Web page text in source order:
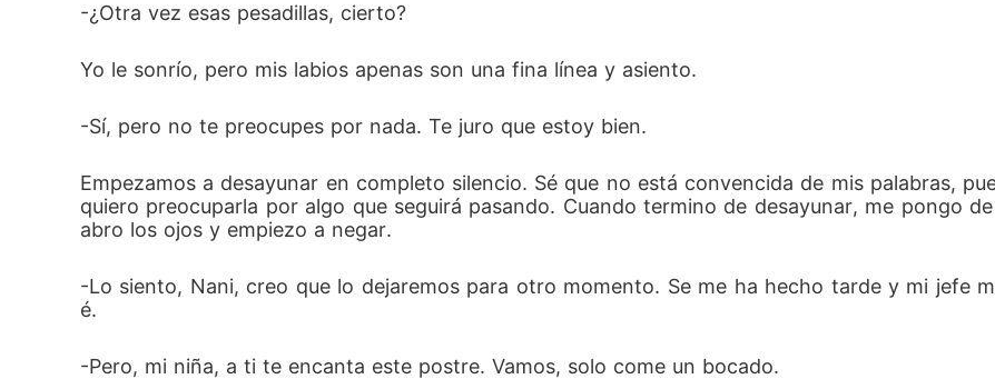
-¿Otra vez esas pesadillas, cierto?
Yo le sonrío, pero mis labios apenas son una fina línea y asiento.
-Sí, pero no te preocupes por nada. Te juro que estoy bien.
Empezamos a desayunar en completo silencio. Sé que no está convencida de mis palabras,
quiero preocuparla por algo que seguirá pasando. Cuando termino de desayunar, me pongo
abro los ojos y empiezo a negar.
-Lo siento, Nani, creo que lo dejaremos para otro momento. Se me ha hecho tarde y mi jefe
é.
-Pero, mi niña, a ti te encanta este postre. Vamos, solo come un bocado.